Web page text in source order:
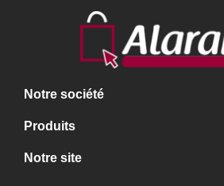
Notre société
Produits
Notre site